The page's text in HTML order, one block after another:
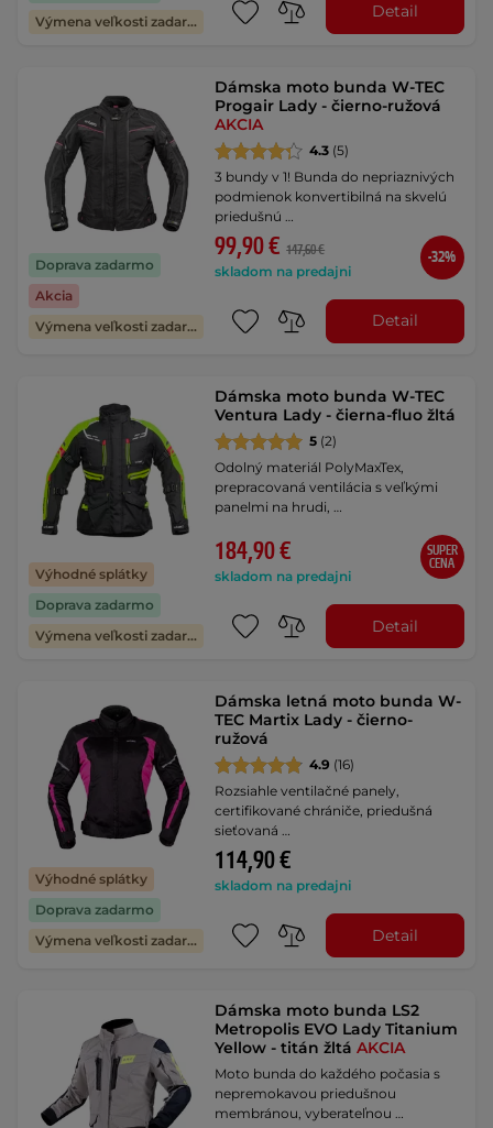
Výmena veľkosti zadarmo
Detail
Doprava zadarmo
Akcia
Výmena veľkosti zadarmo
Dámska moto bunda W-TEC
Progair Lady - čierno-ružová
AKCIA
4.3 (5)
3 bundy v 1! Bunda do nepriaznivých
podmienok konvertibilná na skvelú
priedušnú …
99,90 € 147,60 €
skladom na predajni
-32%
Detail
Výhodné splátky
Doprava zadarmo
Výmena veľkosti zadarmo
Dámska moto bunda W-TEC
Ventura Lady - čierna-fluo žltá
5 (2)
Odolný materiál PolyMaxTex,
prepracovaná ventilácia s veľkými
panelmi na hrudi, …
184,90 €
skladom na predajni
SUPER
CENA
Detail
Výhodné splátky
Doprava zadarmo
Výmena veľkosti zadarmo
Dámska letná moto bunda W-
TEC Martix Lady - čierno-
ružová
4.9 (16)
Rozsiahle ventilačné panely,
certifikované chrániče, priedušná
sieťovaná …
114,90 €
skladom na predajni
Detail
Dámska moto bunda LS2
Metropolis EVO Lady Titanium
Yellow - titán žltáAKCIA
Moto bunda do každého počasia s
nepremokavou priedušnou
membránou, vyberateľnou …